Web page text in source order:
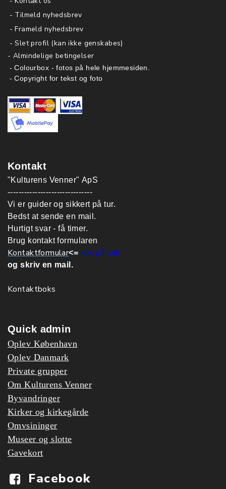
- Tilmeld nyhedsbrev
- Frameld nyhedsbrev
- Slet profil (kan ikke genskabes)
- Almindelige betingelser
- Colourbox - fotos på hele hjemmesiden.
- Copyright for tekst og foto
Kontakt
"Kulturens Venner" ApS
-------------------------------
Vi er guider og sikkert på tur.
Bedst at sende en mail.
Hurtigt svar - få timer.
Brug kontakt formularen
Kontaktformular<= klik på link
og skriv en mail.
Kontaktboks
Quick admin
Oplev København
Oplev Danmark
Private grupper
Om Kulturens Venner
Byvandringer
Kirker og kirkegårde
Omvsininger
Museer og slotte
Gavekort
Facebook